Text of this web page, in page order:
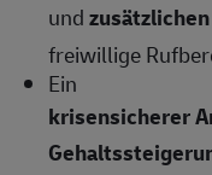
und
freiwillige
Ein
krisensicherer